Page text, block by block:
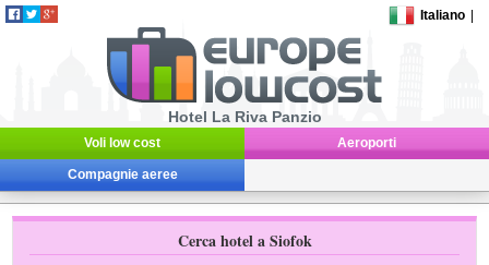
Italiano
Hotel La Riva Panzio
Voli low cost Aeroporti
Compagnie aeree
Cerca hotel a Siofok